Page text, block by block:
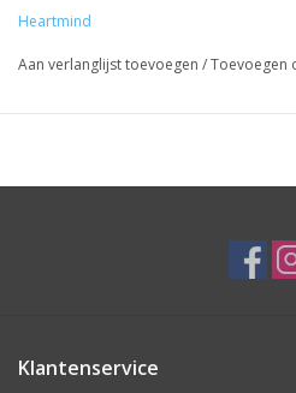
Heartmind
Aan verlanglijst toevoegen /Toevoegen
Klantenservice